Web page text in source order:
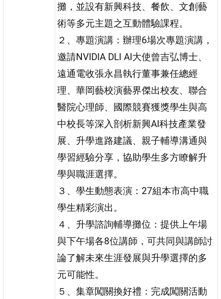
攤，並設有新興科技、餐飲、文創藝
術等多元主題之互動體驗課程。
２、專題演講：辦理6場次專題演講，
邀請NVIDIA DLI AI大使曾吉弘博士、
遠通電收張永昌執行董事兼任總經
理、華岡藝校演藝界傑出校友、聯合
醫院心理師、國際競賽獲獎學生與高
中校長等深入剖析新興AI科技產業發
展、升學進路建議、親子輔導溝通與
學習經驗分享，協助學生多方瞭解升
學與職涯選擇。
３、學生動態表演：27組本市高中職
學生精彩演出。
４、升學諮詢輔導攤位：提供上午場
與下午場各8位講師，可共同與講師討
論了解未來生涯發展與升學選擇的多
元可能性。
５、集章闖關換好禮：完成闖關活動